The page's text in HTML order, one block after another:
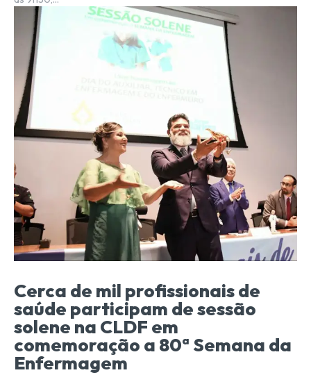
Cerca de mil profissionais de
saúde participam de sessão
solene na CLDF em
comemoração a 80ª Semana da
Enfermagem